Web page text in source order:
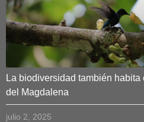
La biodiversidad también
del Magdalena
julio 2, 2025